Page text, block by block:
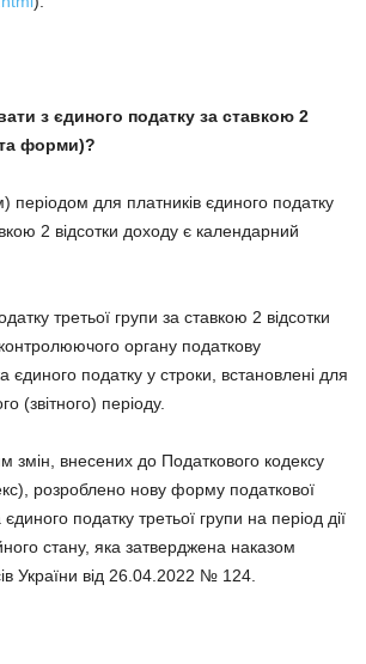
з єдиного податку за ставкою 2
та форми)?
періодом для платників єдиного податку
2 відсотки доходу є календарний
третьої групи за ставкою 2 відсотки
органу податкову
єдиного податку у строки, встановлені для
(звітного) періоду.
змін, внесених до Податкового кодексу
розроблено нову форму податкової
податку третьої групи на період дії
стану, яка затверджена наказом
України від 26.04. 2022 № 124.